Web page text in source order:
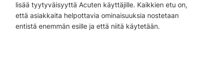
lisää tyytyväisyyttä Acuten käyttäjille. Kaikkien etu on,
että asiakkaita helpottavia ominaisuuksia nostetaan
entistä enemmän esille ja että niitä käytetään.